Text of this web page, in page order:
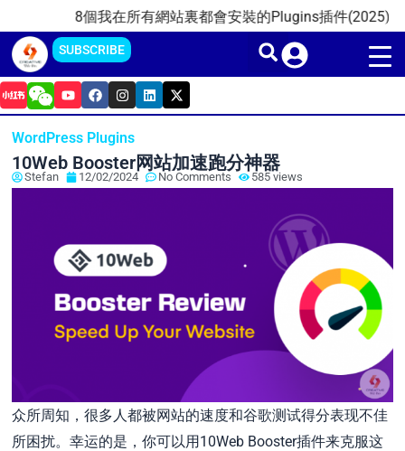
content
8個我在所有網站裏都會安裝的Plugins插件(2025) 2025
SUBSCRIBE
Y
o
u
u
b
e
F
a
c
b
o
k
I
n
s
a
r
a
L
i
n
d
i
n
X
-
t
t
t
e
WordPress Plugins
10Web Booster网站加速跑分神器
Stefan 12/02/2024 No Comments 585 views
众所周知，很多人都被网站的速度和谷歌测试得分表现不佳
所困扰。幸运的是，你可以用10Web Booster插件来克服这